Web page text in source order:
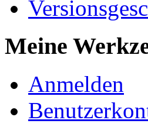
Meine
Anmelden